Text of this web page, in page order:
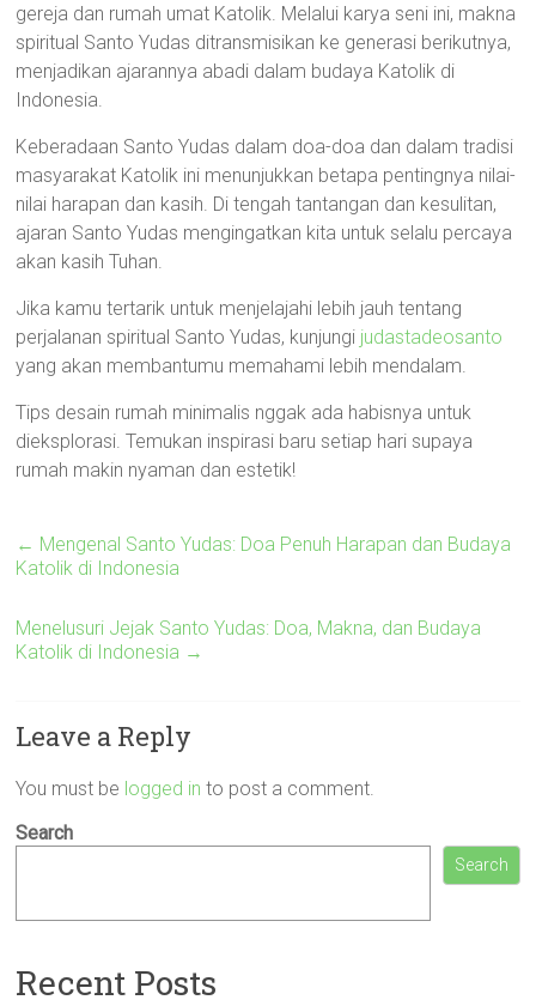
gereja dan rumah umat Katolik. Melalui karya seni ini, makna
spiritual Santo Yudas ditransmisikan ke generasi berikutnya,
menjadikan ajarannya abadi dalam budaya Katolik di
Indonesia.
Keberadaan Santo Yudas dalam doa-doa dan dalam tradisi
masyarakat Katolik ini menunjukkan betapa pentingnya nilai-
nilai harapan dan kasih. Di tengah tantangan dan kesulitan,
ajaran Santo Yudas mengingatkan kita untuk selalu percaya
akan kasih Tuhan.
Jika kamu tertarik untuk menjelajahi lebih jauh tentang
perjalanan spiritual Santo Yudas, kunjungi judastadeosanto
yang akan membantumu memahami lebih mendalam.
Tips desain rumah minimalis nggak ada habisnya untuk
dieksplorasi. Temukan inspirasi baru setiap hari supaya
rumah makin nyaman dan estetik!
← Mengenal Santo Yudas: Doa Penuh Harapan dan Budaya
Katolik di Indonesia
Menelusuri Jejak Santo Yudas: Doa, Makna, dan Budaya
Katolik di Indonesia →
Leave a Reply
You must be logged in to post a comment.
Search
Search
Recent Posts